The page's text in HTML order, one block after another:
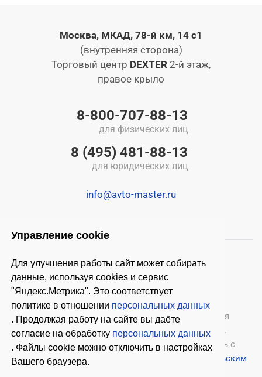
Управление cookie
Для улучшения работы сайт может собирать
данные, используя cookies и сервис
"Яндекс.Метрика". Это соответствует
политике в отношении персональных данных
. Продолжая работу на сайте вы даёте
согласие на обработку персональных данных
. Файлы cookie можно отключить в настройках
Вашего браузера.
Москва, МКАД, 78-й км, 14 с1
(внутренняя сторона)
Торговый центр DEXTER 2-й этаж,
правое крыло
8-800-707-88-13
для физических лиц
8 (495) 481-88-13
для юридических лиц
info@avto-master.ru
© 2026 ООО «Автомастер» — оборудование для
автосервиса, шиномонтажное оборудование.
Оставляя заявки на нашем сайте, ознакомьтесь с
Политикой конфиденциальности
Пользовательским